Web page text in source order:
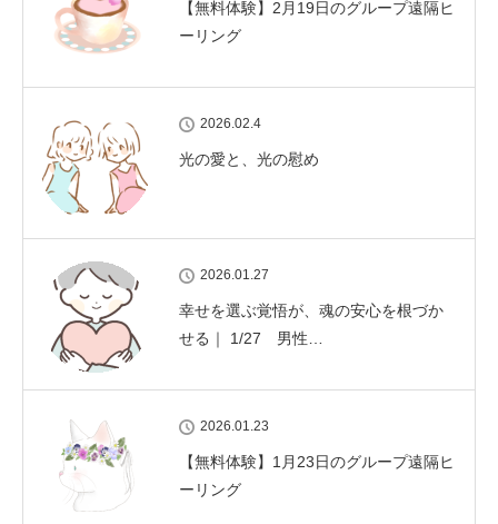
【無料体験】2月19日のグループ遠隔ヒ
ーリング
2026.02.4
光の愛と、光の慰め
2026.01.27
幸せを選ぶ覚悟が、魂の安心を根づか
せる｜ 1/27 男性…
2026.01.23
【無料体験】1月23日のグループ遠隔ヒ
ーリング